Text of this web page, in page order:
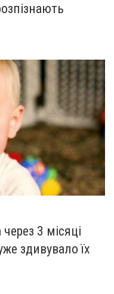
3 місяці
здивувало їх